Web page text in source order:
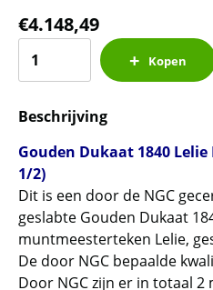
€4.148,49
Dukaat
Lelie
(NGC)
(pop
1/2)
aantal
Kopen
Beschrijving
Gouden Dukaat 1840 Lelie
1/2)
Dit is een door de NGC
geslabte Gouden Dukaat
muntmeesterteken Lelie,
De door NGC bepaalde
Door NGC zijn er in totaal 2